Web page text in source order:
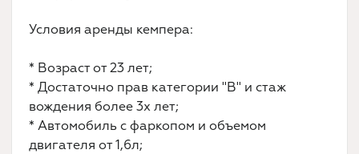
Условия аренды кемпера:
* Возраст от 23 лет;
* Достаточно прав категории "В" и стаж
вождения более 3х лет;
* Автомобиль с фаркопом и объемом
двигателя от 1,6л;